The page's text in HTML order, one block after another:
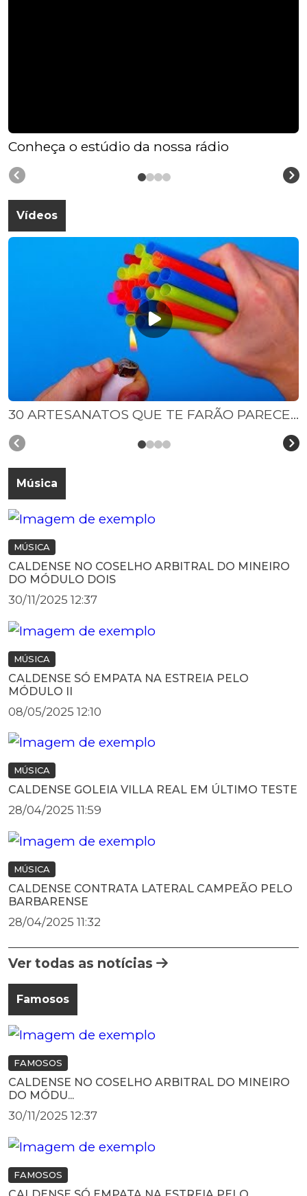
Conheça o estúdio da nossa rádio
Vídeos
30 ARTESANATOS QUE TE FARÃO PARECER SUPER DESCOLADO
Música
MÚSICA
CALDENSE NO COSELHO ARBITRAL DO MINEIRO
DO MÓDULO DOIS
30/11/2025 12:37
MÚSICA
CALDENSE SÓ EMPATA NA ESTREIA PELO
MÓDULO II
08/05/2025 12:10
MÚSICA
CALDENSE GOLEIA VILLA REAL EM ÚLTIMO TESTE
28/04/2025 11:59
MÚSICA
CALDENSE CONTRATA LATERAL CAMPEÃO PELO
BARBARENSE
28/04/2025 11:32
Ver todas as notícias
Famosos
FAMOSOS
CALDENSE NO COSELHO ARBITRAL DO MINEIRO
DO MÓDU...
30/11/2025 12:37
FAMOSOS